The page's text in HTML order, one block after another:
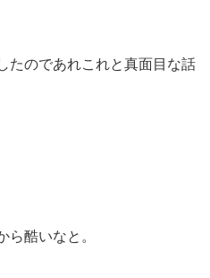
たのであれこれと真面目な話
ら酷いなと。